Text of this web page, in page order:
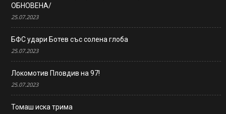
ОБНОВЕНА/
25.07.2023
БФС удари Ботев със солена глоба
25.07.2023
Локомотив Пловдив на 97!
25.07.2023
Томаш иска трима